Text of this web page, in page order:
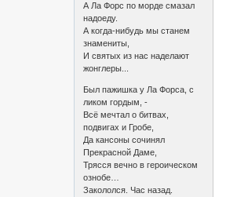
А Ла Форс по морде смазал
надоеду.
А когда-нибудь мы станем
знамениты,
И святых из нас наделают
жонглеры...
Был пажишка у Ла Форса, с
ликом гордым, -
Всё мечтал о битвах,
подвигах и Гробе,
Да кансоны сочинял
Прекрасной Даме,
Трясся вечно в героическом
ознобе…
Закололся. Час назад.